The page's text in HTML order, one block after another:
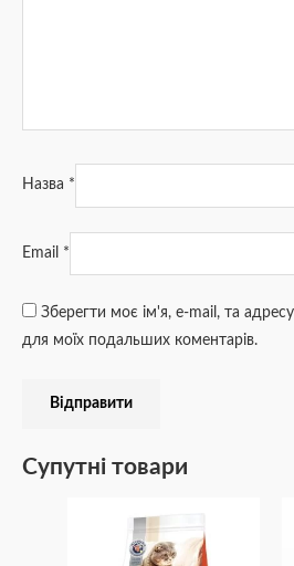
Назва *
Email *
Зберегти моє ім'я, e-mail, та
для моїх подальших коментарів.
Супутні товари